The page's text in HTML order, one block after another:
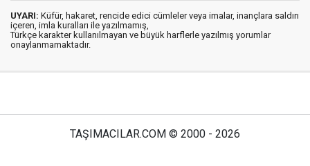
UYARI: Küfür, hakaret, rencide edici cümleler veya imalar, inançlara saldırı
içeren, imla kuralları ile yazılmamış,
Türkçe karakter kullanılmayan ve büyük harflerle yazılmış yorumlar
onaylanmamaktadır.
TAŞIMACILAR.COM © 2000 - 2026